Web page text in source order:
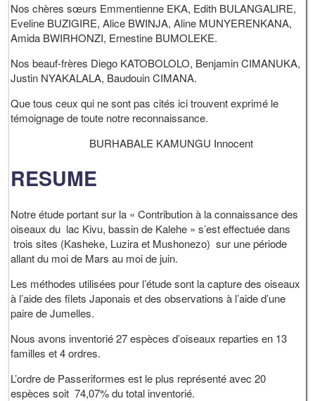
Nos chères sœurs Emmentienne EKA, Edith BULANGALIRE,
Eveline BUZIGIRE, Alice BWINJA, Aline MUNYERENKANA,
Amida BWIRHONZI, Ernestine BUMOLEKE.
Nos beauf-frères Diego KATOBOLOLO, Benjamin CIMANUKA,
Justin NYAKALALA, Baudouin CIMANA.
Que tous ceux qui ne sont pas cités ici trouvent exprimé le
témoignage de toute notre reconnaissance.
BURHABALE KAMUNGU Innocent
RESUME
Notre étude portant sur la « Contribution à la connaissance des
oiseaux du lac Kivu, bassin de Kalehe » s’est effectuée dans
trois sites (Kasheke, Luzira et Mushonezo) sur une période
allant du moi de Mars au moi de juin.
Les méthodes utilisées pour l’étude sont la capture des oiseaux
à l’aide des filets Japonais et des observations à l’aide d’une
paire de Jumelles.
Nous avons inventorié 27 espèces d’oiseaux reparties en 13
familles et 4 ordres.
L’ordre de Passeriformes est le plus représenté avec 20
espèces soit 74,07% du total inventorié.